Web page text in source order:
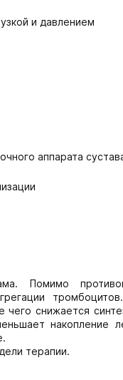
и давлением
аппарата
Помимо
снижается
накопление
терапии.